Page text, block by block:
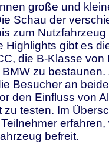
große und
Schau der
zum
Highlights gibt es
die B-Klasse von
zu bestaunen.
Besucher an
den Einfluss von
testen. Im
befreit.